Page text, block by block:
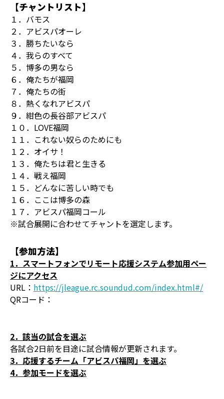
【チャントリスト】
１．バモス
２．アビスパオーレ
３．勝ちたいなら
４．我らのすべて
５．博多の男なら
６．俺たちが福岡
７．俺たちの街
８．熱くなれアビスパ
９．紺色の長谷部アビスパ
１０．LOVE福岡
１１．これない奴らのためにも
１２．オイサ！
１３．俺たちは君と生きる
１４．戦え福岡
１５．どんなに苦しい時でも
１６．ここは博多の森
１７．アビスパ福岡コール
※試合展開に合わせてチャントを選定します。
【参加方法】
1．スマートフォンでリモート応援システム参加用ペー
ジにアクセス
URL： https://jleague.rc.soundud.com/index.html#/
QRコード：
2．該当の試合を選ぶ
各試合2日前を目途に試合情報が更新されます。
3．応援するチーム「アビスパ福岡」を選ぶ
4．参加モードを選ぶ